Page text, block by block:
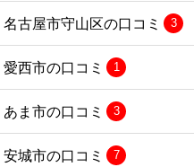
名古屋市守山区の口コミ 3
愛西市の口コミ 1
あま市の口コミ 3
安城市の口コミ 7